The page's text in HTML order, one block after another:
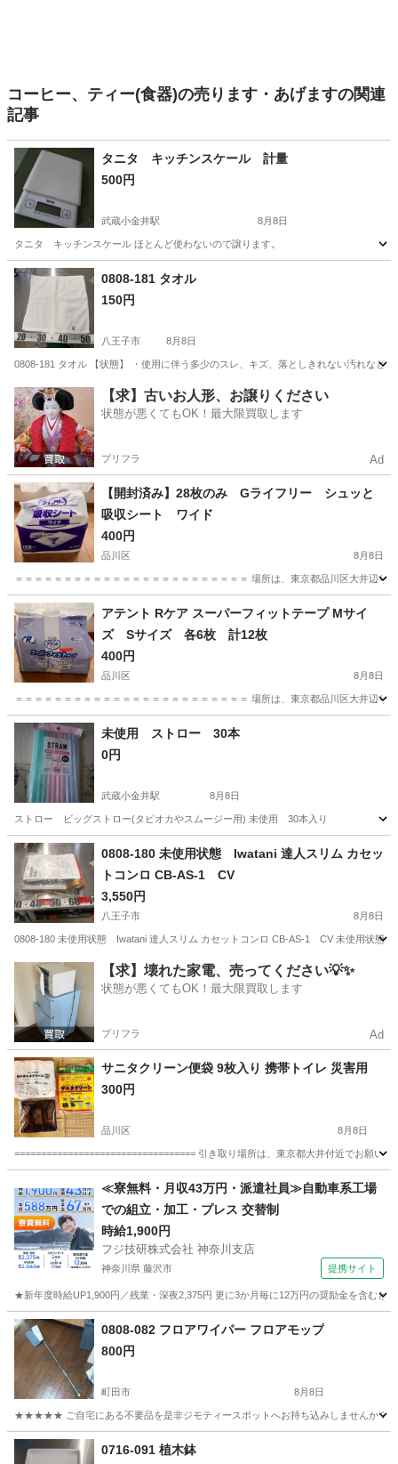
コーヒー、ティー(食器)の売ります・あげますの関連
記事
タニタ キッチンスケール 計量
500円
武蔵小金井駅 8月8日
タニタ キッチンスケール ほとんど使わないので譲ります。
東京 小金井市 武蔵小金井駅
0808-181 タオル
150円
八王子市 8月8日
0808-181 タオル 【状態】 ・使用に伴う多少のスレ、キズ、落としきれない汚れな
東京 八王子市 家庭用品 現地
【求】古いお人形、お譲りください
状態が悪くてもOK！最大限買取します
プリフラ Ad
【開封済み】28枚のみ Gライフリー シュッと
吸収シート ワイド
400円
品川区 8月8日
＝＝＝＝＝＝＝＝＝＝＝＝＝＝＝＝＝＝＝＝＝＝＝＝ 場所は、東京都品川区大井辺
東京 品川区 家庭用品
アテント Rケア スーパーフィットテープ Mサイ
ズ Sサイズ 各6枚 計12枚
400円
品川区 8月8日
＝＝＝＝＝＝＝＝＝＝＝＝＝＝＝＝＝＝＝＝＝＝＝＝ 場所は、東京都品川区大井辺
東京 品川区 家庭用品 スーパーフィットテープ
未使用 ストロー 30本
0円
武蔵小金井駅 8月8日
ストロー ビッグストロー(タピオカやスムージー用) 未使用 30本入り
東京 小金井市 武蔵小金井駅 家庭用品 スムージー
0808-180 未使用状態 Iwatani 達人スリム カセッ
トコンロ CB-AS-1 CV
3,550円
八王子市 8月8日
0808-180 未使用状態 Iwatani 達人スリム カセットコンロ CB-AS-1 CV 未使用状態
東京 八王子市 調理器具 Iwatani
【求】壊れた家電、売ってください💡✨
状態が悪くてもOK！最大限買取します
プリフラ Ad
サニタクリーン便袋 9枚入り 携帯トイレ 災害用
300円
品川区 8月8日
================================== 引き取り場所は、東京都大井付近でお願い
防災、セキュリティ トイレ
≪寮無料・月収43万円・派遣社員≫自動車系工場
での組立・加工・プレス 交替制
時給1,900円
フジ技研株式会社 神奈川支店
神奈川県 藤沢市 提携サイト
★新年度時給UP1,900円／残業・深夜2,375円 更に3か月毎に12万円の奨励金を含む
神奈川 藤沢市 0808-082 フロアワイパー フロアモップ
800円
町田市 8月8日
★★★★★ ご自宅にある不要品を是非ジモティースポットへお持ち込みしませんか？
東京 町田市 ワイパー
0716-091 植木鉢